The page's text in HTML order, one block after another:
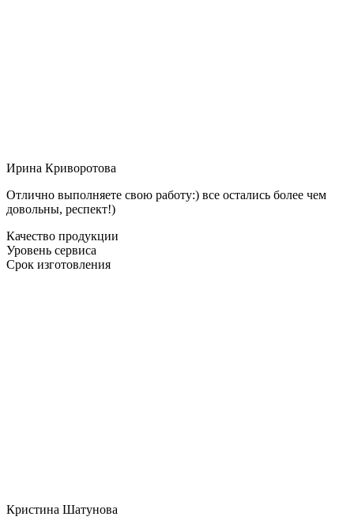
Ирина Криворотова
Отлично выполняете свою работу:) все остались более чем
довольны, респект!)
Качество продукции
Уровень сервиса
Срок изготовления
Кристина Шатунова